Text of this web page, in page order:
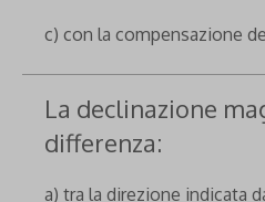
c) con la compensazione
La declinazione
differenza:
a) tra la direzione indicata